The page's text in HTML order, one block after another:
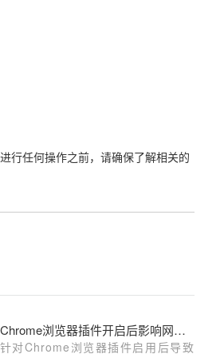
行任何操作之前，请确保了解相关的
Chrome浏览器插件开启后影响网页样式怎么修复
针对Chrome浏览器插件启用后导致